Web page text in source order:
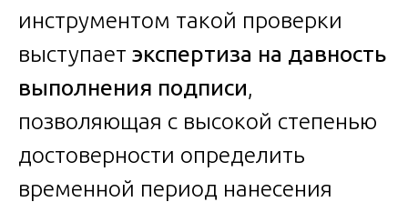
инструментом такой проверки
выступает экспертиза на давность
выполнения подписи,
позволяющая с высокой степенью
достоверности определить
временной период нанесения